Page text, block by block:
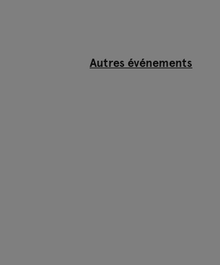
Autres événements